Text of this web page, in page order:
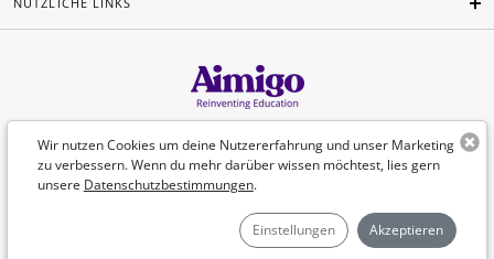
Wir nutzen Cookies um deine Nutzererfahrung und unser Marketing
zu verbessern. Wenn du mehr darüber wissen möchtest, lies gern
unsere Datenschutzbestimmungen.
Einstellungen Akzeptieren
Deutsch
©Aimigo 2026